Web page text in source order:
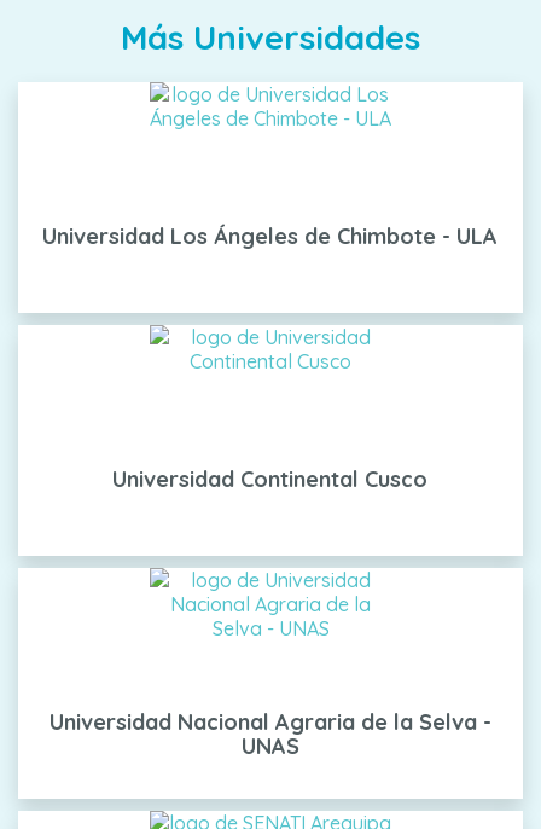
Más Universidades
Universidad Los Ángeles de Chimbote - ULA
Universidad Continental Cusco
Universidad Nacional Agraria de la Selva -
UNAS